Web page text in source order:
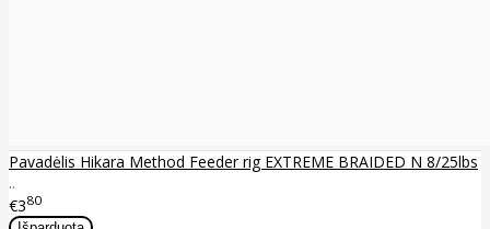
Pavadėlis Hikara Method Feeder rig EXTREME BRAIDED N 8/25lbs
..
€380